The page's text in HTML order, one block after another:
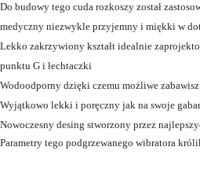
Do budowy tego cuda rozkoszy został
medyczny niezwykle przyjemny i miękki w
Lekko zakrzywiony kształt idealnie
punktu G i łechtaczki
Wodoodporny dzięki czemu możliwe
Wyjątkowo lekki i poręczny jak na swoje
Nowoczesny desing stworzony przez
Parametry tego podgrzewanego wibratora